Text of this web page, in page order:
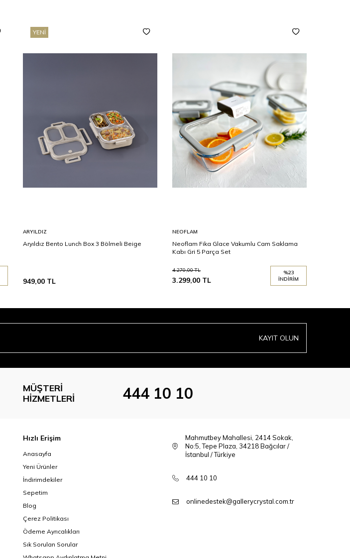
YENI
ARYILDIZ
Aryıldız Bento Lunch Box 3 Bölmeli Beige
949,00 TL
NEOFLAM
Neoflam Fika Glace Vakumlu Cam Saklama
Kabı Gri 5 Parça Set
4.270,00TL
3.299,00 TL
%23
İNDIRIM
KAYIT OLUN
MÜŞTERI
HIZMETLERI
444 10 10
Hızlı Erişim
Anasayfa
Yeni Ürünler
İndirimdekiler
Sepetim
Blog
Çerez Politikası
Ödeme Ayrıcalıkları
Sık Sorulan Sorular
Mahmutbey Mahallesi, 2414 Sokak,
No:5, Tepe Plaza, 34218 Bağcılar /
İstanbul / Türkiye
444 10 10
onlinedestek@gallerycrystal.com.tr